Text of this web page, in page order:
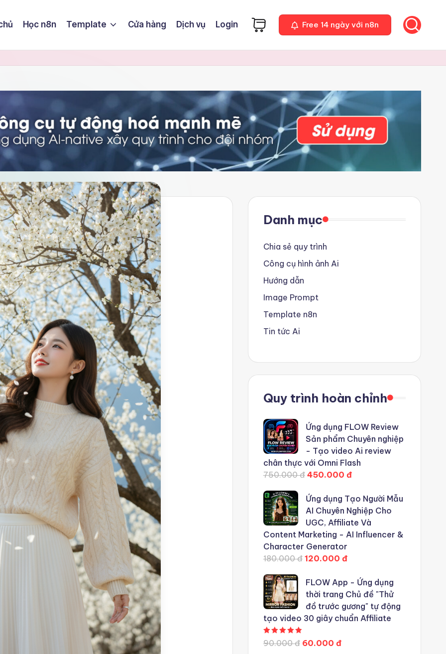
Học n8n Template Cửa hàng Dịch vụ Login Free 14 ngày với n8n
Danh mục
Chia sẻ quy trình
Công cụ hình ảnh Ai
Hướng dẫn
Image Prompt
Template n8n
Tin tức Ai
Quy trình hoàn chỉnh
Ứng dụng FLOW Review
Sản phẩm Chuyên nghiệp
- Tạo video Ai review
chân thực với Omni Flash
750.000 đ 450.000 đ
Ứng dụng Tạo Người Mẫu
AI Chuyên Nghiệp Cho
UGC, Affiliate Và
Content Marketing - AI Influencer &
Character Generator
180.000 đ 120.000 đ
FLOW App - Ứng dụng
thời trang Chủ đề "Thử
đồ trước gương" tự động
tạo video 30 giây chuẩn Affiliate
90.000 đ 60.000 đ